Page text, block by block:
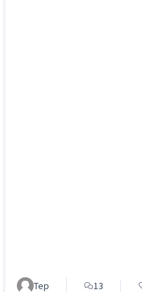
Tep 13